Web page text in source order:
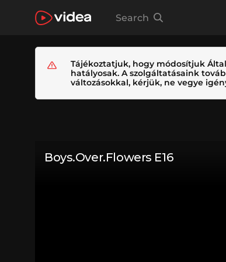
Search
Tájékoztatjuk, hogy módosítjuk
hatályosak. A szolgáltatásaink
változásokkal, kérjük, ne vegye